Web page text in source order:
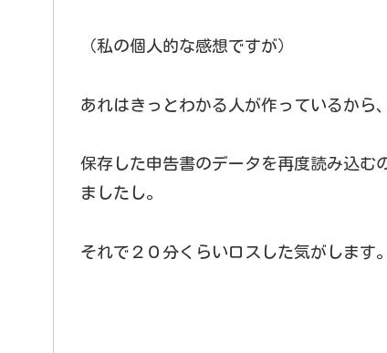
（私の個人的な感想ですが）
あれはきっとわかる人が作っているから
保存した申告書のデータを再度読み込む
ましたし。
それで２０分くらいロスした気がします。